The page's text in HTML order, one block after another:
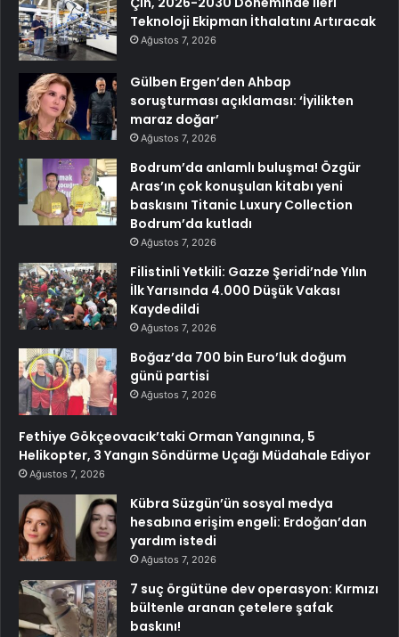
Teknoloji Ekipman İthalatını Artıracak
Ağustos 7, 2026
Gülben Ergen’den Ahbap
soruşturması açıklaması: ‘İyilikten
maraz doğar’
Ağustos 7, 2026
Bodrum’da anlamlı buluşma! Özgür
Aras’ın çok konuşulan kitabı yeni
baskısını Titanic Luxury Collection
Bodrum’da kutladı
Ağustos 7, 2026
Filistinli Yetkili: Gazze Şeridi’nde Yılın
İlk Yarısında 4.000 Düşük Vakası
Kaydedildi
Ağustos 7, 2026
Boğaz’da 700 bin Euro’luk doğum
günü partisi
Ağustos 7, 2026
Fethiye Gökçeovacık’taki Orman Yangınına, 5
Helikopter, 3 Yangın Söndürme Uçağı Müdahale Ediyor
Ağustos 7, 2026
Kübra Süzgün’ün sosyal medya
hesabına erişim engeli: Erdoğan’dan
yardım istedi
Ağustos 7, 2026
7 suç örgütüne dev operasyon: Kırmızı
bültenle aranan çetelere şafak
baskını!